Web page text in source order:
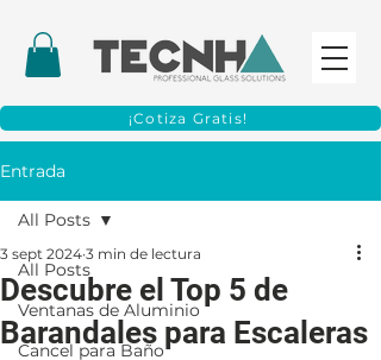
¡Cotiza Gratis!
Entrada
All Posts
Ventanas de Aluminio
Cancel para Baño
All Posts
Descubre el Top 5 de
Barandales para Escaleras
3 sept 2024 3 min de lectura